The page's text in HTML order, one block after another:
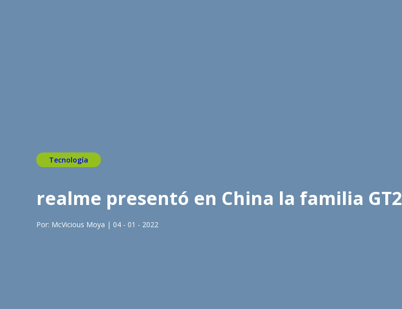
Tecnología
realme presentó en China la familia GT2
Por: McVicious Moya | 04 - 01 - 2022